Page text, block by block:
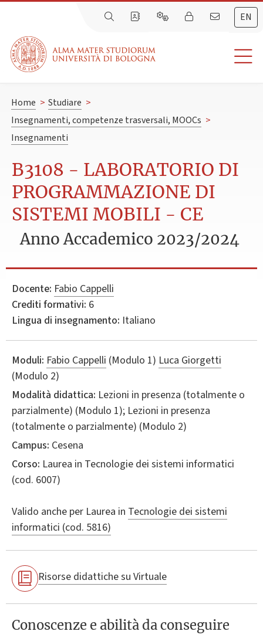
EN
Home > Studiare >
Insegnamenti, competenze trasversali, MOOCs >
Insegnamenti
B3108 - LABORATORIO DI
PROGRAMMAZIONE DI
SISTEMI MOBILI - CE
Anno Accademico 2023/2024
Docente: Fabio Cappelli
Crediti formativi: 6
Lingua di insegnamento: Italiano
Moduli: Fabio Cappelli (Modulo 1) Luca Giorgetti
(Modulo 2)
Modalità didattica: Lezioni in presenza (totalmente o
parzialmente) (Modulo 1); Lezioni in presenza
(totalmente o parzialmente) (Modulo 2)
Campus: Cesena
Corso: Laurea in Tecnologie dei sistemi informatici
(cod. 6007)
Valido anche per Laurea in Tecnologie dei sistemi
informatici (cod. 5816)
Risorse didattiche su Virtuale
Conoscenze e abilità da conseguire